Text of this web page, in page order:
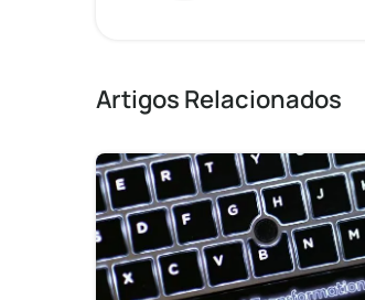
Artigos Relacionados